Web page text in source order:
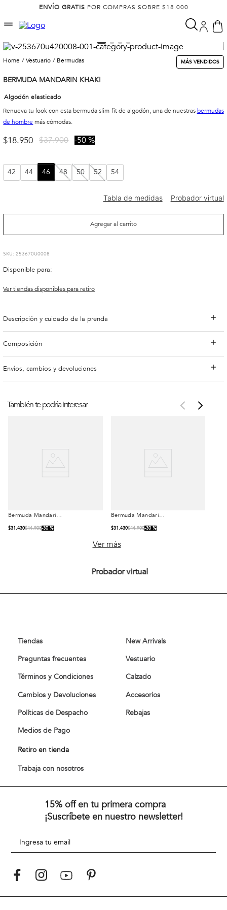
ENVÍO GRATIS POR COMPRAS SOBRE $18.000
vestuario bermudas MÁS VENDIDOS
BERMUDA MANDARIN KHAKI
Algodón elasticado
Renueva tu look con esta bermuda slim fit de algodón, una de nuestrasbermudas
de hombre más cómodas.
$18.950 $37.900 50 %
42 44 46 48 50 52 54
Agregar al carrito
:253670U0008
Disponible para:
Ver tiendas disponibles para retiro
Descripción y cuidado de la prenda
Composición
Envíos, cambios y devoluciones
También te podría interesar
Bermuda Mandarin
$31.430$44.900 30 %
Bermuda Mandarin
$31.430$44.900 30 %
Ver más
Probador virtual
Tiendas
Preguntas frecuentes
Términos y Condiciones
Cambios y Devoluciones
Políticas de Despacho
Medios de Pago
Retiro en tienda
Trabaja con nosotros
New Arrivals
Vestuario
Calzado
Accesorios
Rebajas
15% off en tu primera compra
¡Suscríbete en nuestro newsletter!